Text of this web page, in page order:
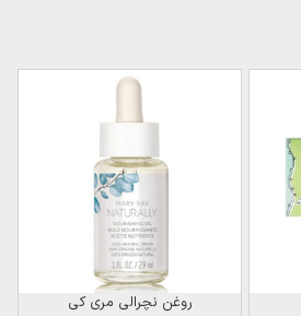
روغن نچرالی مری کی